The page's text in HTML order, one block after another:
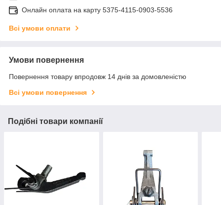
Онлайн оплата на карту 5375-4115-0903-5536
Всі умови оплати
Умови повернення
Повернення товару впродовж 14 днів за домовленістю
Всі умови повернення
Подібні товари компанії